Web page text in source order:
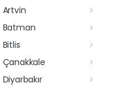
Artvin
Batman
Bitlis
Çanakkale
Diyarbakır